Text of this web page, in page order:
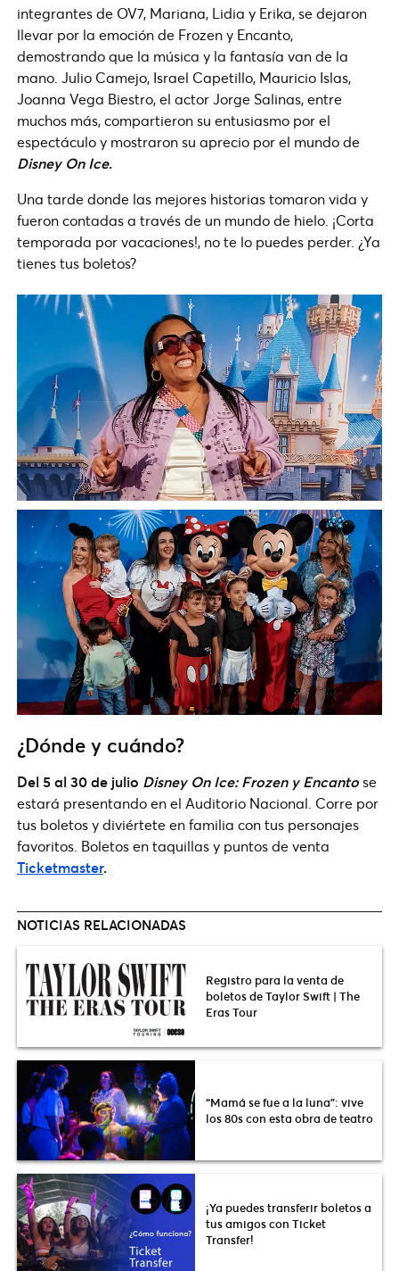
integrantes de OV7, Mariana, Lidia y Erika, se dejaron
llevar por la emoción de Frozen y Encanto,
demostrando que la música y la fantasía van de la
mano. Julio Camejo, Israel Capetillo, Mauricio Islas,
Joanna Vega Biestro, el actor Jorge Salinas, entre
muchos más, compartieron su entusiasmo por el
espectáculo y mostraron su aprecio por el mundo de
Disney On Ice.
Una tarde donde las mejores historias tomaron vida y
fueron contadas a través de un mundo de hielo. ¡Corta
temporada por vacaciones!, no te lo puedes perder. ¿Ya
tienes tus boletos?
¿Dónde y cuándo?
Del 5 al 30 de julio Disney On Ice: Frozen y Encantose
estará presentando en el Auditorio Nacional. Corre por
tus boletos y diviértete en familia con tus personajes
favoritos. Boletos en taquillas y puntos de venta
Ticketmaster.
NOTICIAS RELACIONADAS
Registro para la venta de
boletos de Taylor Swift | The
Eras Tour
“Mamá se fue a la luna”: vive
los 80s con esta obra de teatro
¡Ya puedes transferir boletos a
tus amigos con Ticket
Transfer!